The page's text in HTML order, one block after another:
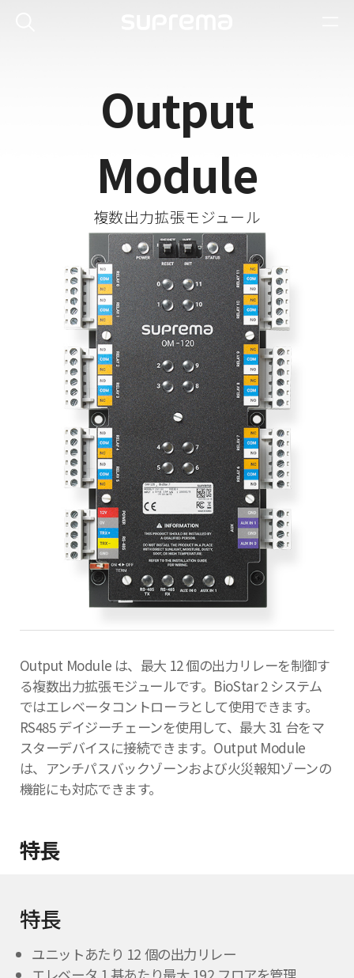
Output
Module
複数出力拡張モジュール
Output Module は、最大 12 個の出力リレーを制御す
る複数出力拡張モジュールです。BioStar 2 システム
ではエレベータコントローラとして使用できます。
RS485 デイジーチェーンを使用して、最大 31 台をマ
スターデバイスに接続できます。Output Module
は、アンチパスバックゾーンおよび火災報知ゾーンの
機能にも対応できます。
特長
特長
ユニットあたり 12 個の出力リレー